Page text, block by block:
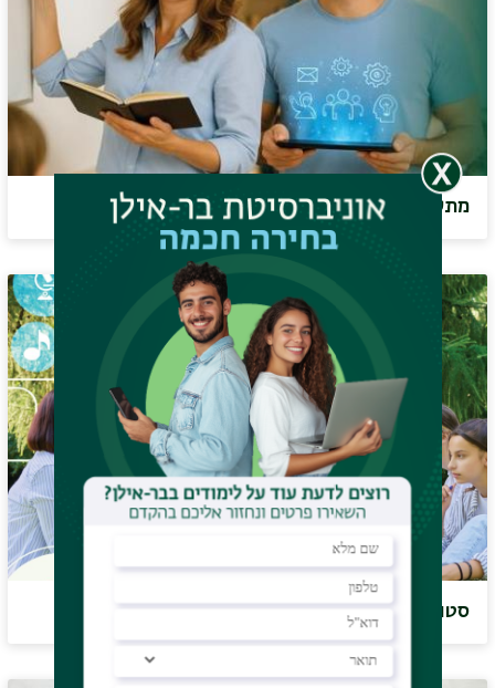
מתעניינים בתעודת הוראה
סטודנט/ית בפקולטה לחינוך ובוגרים